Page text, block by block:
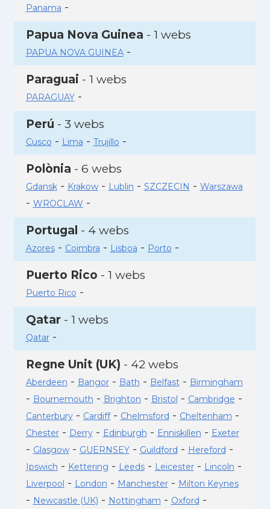
Panama -
Papua Nova Guinea - 1 webs
PAPUA NOVA GUINEA-
Paraguai - 1 webs
PARAGUAY-
Perú - 3 webs
Cusco - Lima - Trujillo -
Polònia - 6 webs
Gdansk- Krakow- Lublin - SZCZECIN - Warszawa
- WROCLAW -
Portugal - 4 webs
Azores- Coimbra - Lisboa - Porto -
Puerto Rico - 1 webs
Puerto Rico -
Qatar- 1 webs
Qatar-
Regne Unit (UK) - 42 webs
Aberdeen - Bangor- Bath - Belfast- Birmingham
- Bournemouth - Brighton - Bristol - Cambridge -
Canterbury- Cardiff- Chelmsford - Cheltenham -
Chester- Derry- Edinburgh - Enniskillen - Exeter
- Glasgow- GUERNSEY- Guildford - Hereford -
Ipswich - Kettering - Leeds- Leicester- Lincoln -
Liverpool - London - Manchester- Milton Keynes
- Newcastle (UK) - Nottingham - Oxford -